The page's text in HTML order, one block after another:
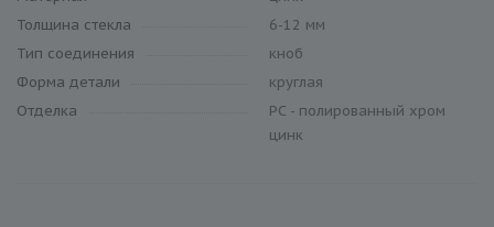
Толщина стекла
6-12 мм
Тип соединения
кноб
Форма детали
круглая
Отделка
PC - полированный хром
цинк